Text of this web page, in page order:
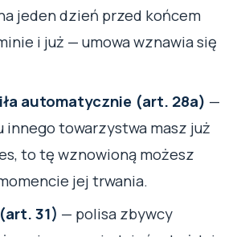
jeden dzień przed końcem
i już — umowa wznawia się
automatycznie (art. 28a) —
innego towarzystwa masz już
to tę wznowioną możesz
jej trwania.
31) — polisa zbywcy